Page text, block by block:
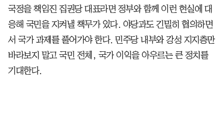
국정을 책임진 집권당 대표라면 정부와 함께 이런 현실에 대
응해 국민을 지켜낼 책무가 있다. 야당과도 긴밀히 협의하면
서 국가 과제를 풀어가야 한다. 민주당 내부와 강성 지지층만
바라보지 말고 국민 전체, 국가 이익을 아우르는 큰 정치를
기대한다.